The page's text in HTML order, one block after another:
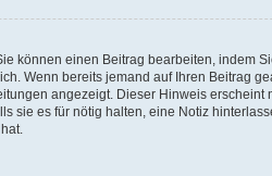
können einen Beitrag bearbeiten, indem
Wenn bereits jemand auf Ihren Beitrag
angezeigt. Dieser Hinweis erscheint
sie es für nötig halten, eine Notiz